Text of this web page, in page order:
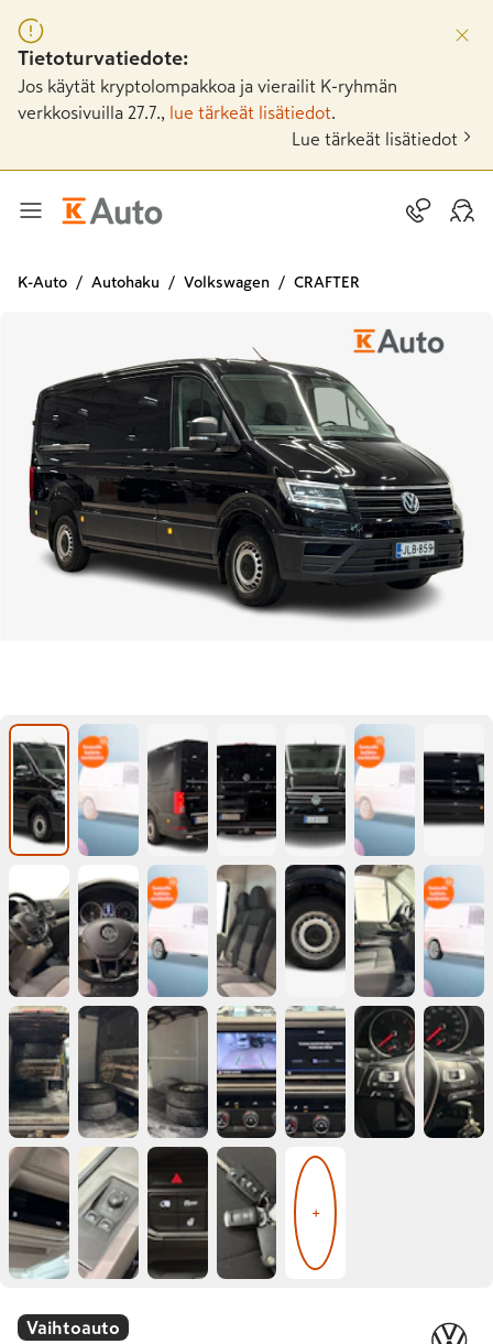
Tietoturvatiedote:
Jos käytät kryptolompakkoa ja vierailit K-ryhmän
verkkosivuilla 27.7.,
lue tärkeät lisätiedot
Lue tärkeät lisätiedot
K-Auto Autohaku Volkswagen CRAFTER
+
Vaihtoauto